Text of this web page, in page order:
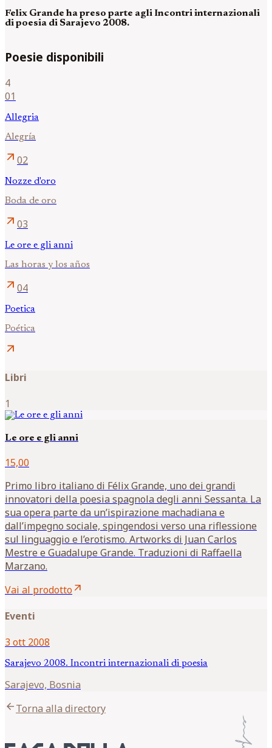
Felix Grande ha preso parte agli Incontri internazionali
di poesia di Sarajevo 2008.
Poesie disponibili
4
01
Allegria
Alegría
arrow_outward 02
Nozze d'oro
Boda de oro
arrow_outward 03
Le ore e gli anni
Las horas y los años
arrow_outward 04
Poetica
Poética
arrow_outward
Libri
1
Le ore e gli anni
15,00
Primo libro italiano di Félix Grande, uno dei grandi
innovatori della poesia spagnola degli anni Sessanta. La
sua opera parte da un’ispirazione machadiana e
dall’impegno sociale, spingendosi verso una riflessione
sul linguaggio e l’erotismo. Artworks di Juan Carlos
Mestre e Guadalupe Grande. Traduzioni di Raffaella
Marzano.
Vai al prodottoarrow_outward
Eventi
3 ott 2008
Sarajevo 2008. Incontri internazionali di poesia
Sarajevo, Bosnia
arrow_backTorna alla directory